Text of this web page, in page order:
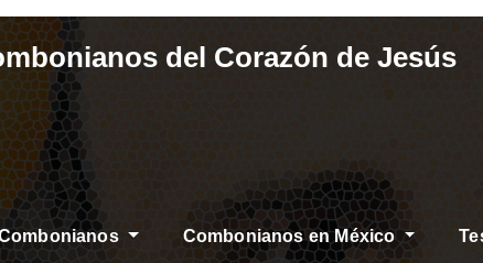
del Corazón de Jesús
Combonianos en México